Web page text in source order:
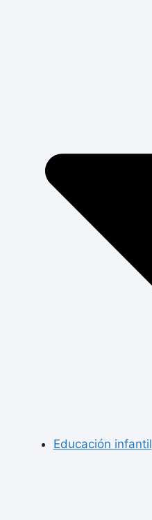
Educación infantil